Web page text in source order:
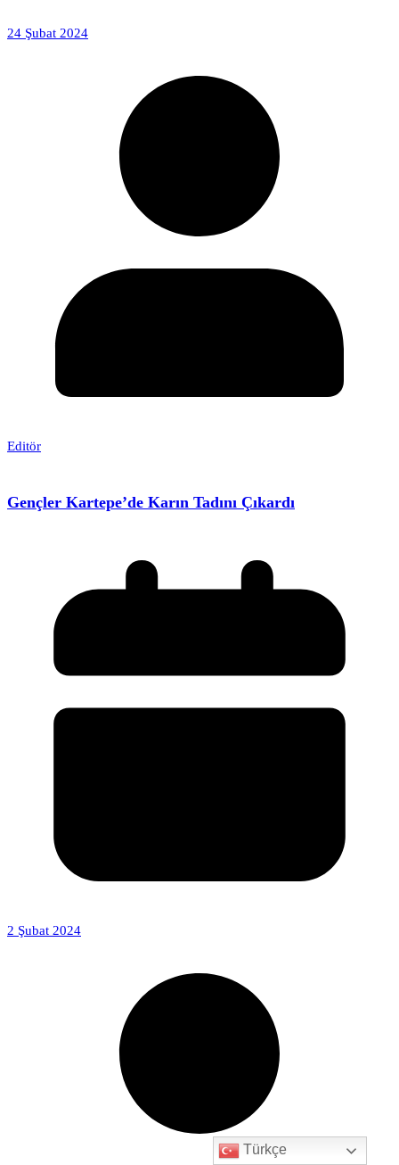
24 Şubat 2024
Editör
Gençler Kartepe’de Karın Tadını Çıkardı
2 Şubat 2024
Türkçe